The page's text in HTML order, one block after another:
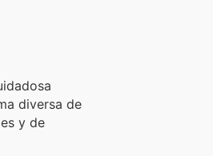
diversa de
y de